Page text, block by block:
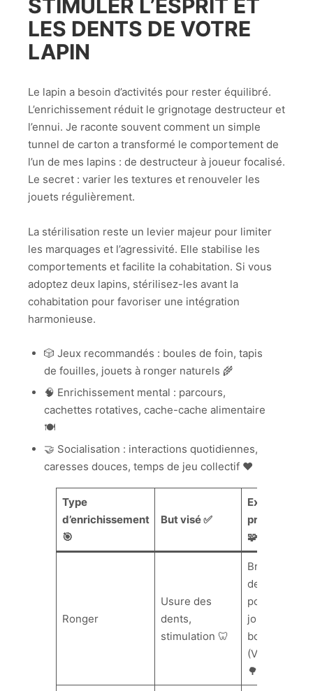
STIMULER L’ESPRIT ET
LES DENTS DE VOTRE
LAPIN
Le lapin a besoin d’activités pour rester équilibré.
L’enrichissement réduit le grignotage destructeur et
l’ennui. Je raconte souvent comment un simple
tunnel de carton a transformé le comportement de
l’un de mes lapins : de destructeur à joueur focalisé.
Le secret : varier les textures et renouveler les
jouets régulièrement.
La stérilisation reste un levier majeur pour limiter
les marquages et l’agressivité. Elle stabilise les
comportements et facilite la cohabitation. Si vous
adoptez deux lapins, stérilisez-les avant la
cohabitation pour favoriser une intégration
harmonieuse.
🎲 Jeux recommandés : boules de foin, tapis
de fouilles, jouets à ronger naturels 🌾
🧠 Enrichissement mental : parcours,
cachettes rotatives, cache-cache alimentaire
🍽️
🤝 Socialisation : interactions quotidiennes,
caresses douces, temps de jeu collectif ❤️
Type
d’enrichissement
🎯
But visé ✅
Exemples
pratiques
🧩
Ronger
Usure des
dents,
stimulation 🦷
Branches
de
pommier,
jouets en
bois
(Vitakraft)
🌳